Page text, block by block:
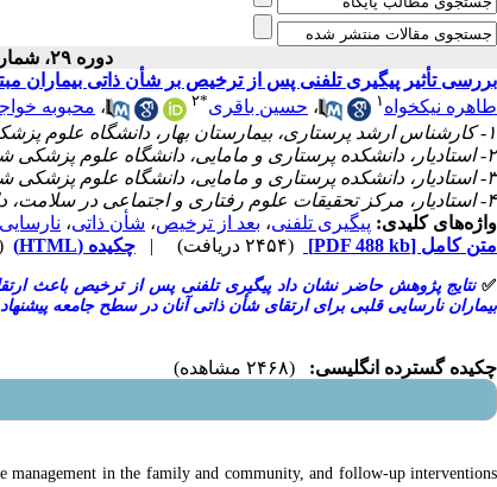
دوره ۲۹، شماره ۲ - ( بهار ۱۴۰۰ )
بررسی تأثیر پیگیری تلفنی پس از ترخیص بر شأن ذاتی بیماران
طاهره نیکخواه ۱ ، حسین باقری*۲ ، محبوبه
۱- کارشناس ارشد پرستاری، بیمارستان بهار، دانشگاه علوم پزشکی شاهرود، شاهرود، ایران
۲- استادیار، دانشکده پرستاری و مامایی، دانشگاه علوم پزشکی شاهرود، شاهرود، ایران ،
۳- استادیار، دانشکده پرستاری و مامایی، دانشگاه علوم پزشکی شاهرود، شاهرود، ایران
۴- استادیار، مرکز تحقیقات علوم رفتاری و اجتماعی در سلامت، دانشگاه علوم پزشکی شاهرود، شاهرود، ایران
واژه‌های کلیدی: پیگیری تلفنی، بعد از ترخیص، شأن ذاتی،
متن کامل [PDF 488 kb] (۲۴۵۴ دریافت) | چکیده (HTML) (7687
✅نتایج پژوهش حاضر نشان داد پیگیری تلفنی پس از ترخیص باعث
بیماران نارسایی قلبی برای ارتقای شأن ذاتی آنان در سطح جامعه
چکیده گسترده انگلیسی: (۲۴۶۸ مشاهده)
management in the family and community, and follow-up interventions